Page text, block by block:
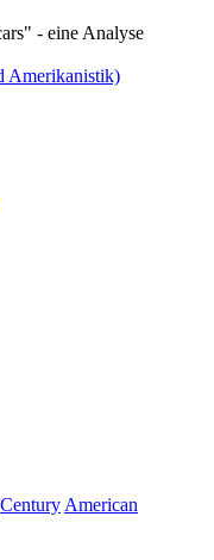
- eine Analyse
Amerikanistik)
Century American